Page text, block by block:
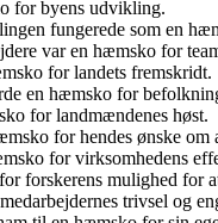
for byens udvikling.
fungerede som en
var en hæmsko for
for landets fremskridt.
en hæmsko for
for landmændenes høst.
for hendes ønske om
for virksomhedens
forskerens mulighed for
trivsel og